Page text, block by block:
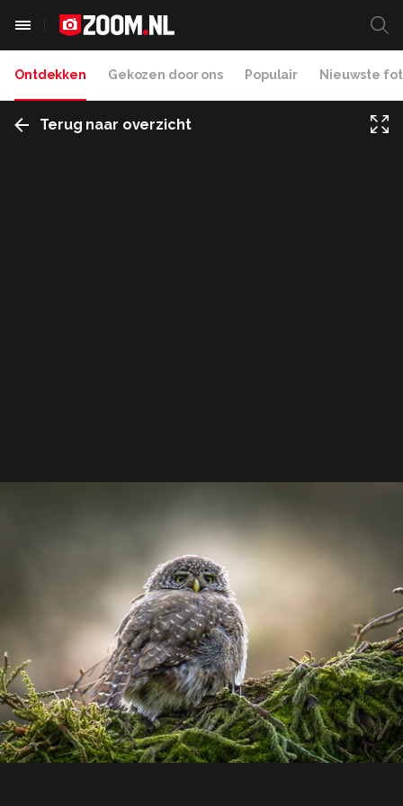
Ontdekken Gekozen door ons Populair Nieuwste
Terug naar overzicht